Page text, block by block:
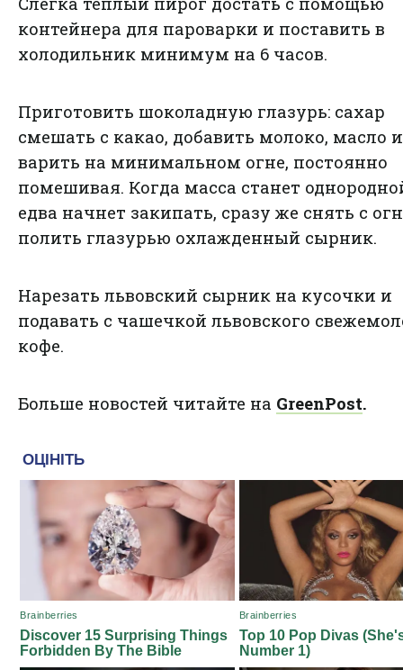
контейнера для пароварки и поставить в
холодильник минимум на 6 часов.
Приготовить шоколадную глазурь: сахар
смешать с какао, добавить молоко, масло и
варить на минимальном огне, постоянно
помешивая. Когда масса станет
едва начнет закипать, сразу же снять с
полить глазурью охлажденный сырник.
Нарезать львовский сырник на кусочки и
подавать с чашечкой львовского
кофе.
Больше новостей читайте на GreenPost.